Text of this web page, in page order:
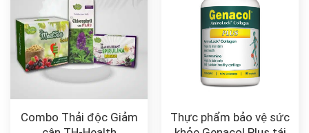
Combo Thải độc Giảm
Thực phẩm bảo vệ sức